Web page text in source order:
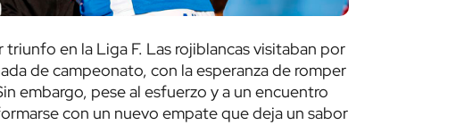
en la Liga F. Las rojiblancas visitaban por
de campeonato, con la esperanza de romper
embargo, pese al esfuerzo y a un encuentro
con un nuevo empate que deja un sabor